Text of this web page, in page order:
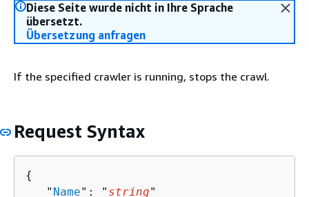
Diese Seite wurde nicht in Ihre Sprache
übersetzt.
Übersetzung anfragen
If the specified crawler is running, stops the crawl.
Request Syntax
{
   "
Name": " string"